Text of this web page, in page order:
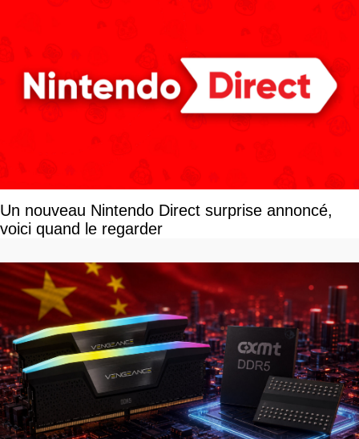
Un nouveau Nintendo Direct surprise annoncé,
voici quand le regarder